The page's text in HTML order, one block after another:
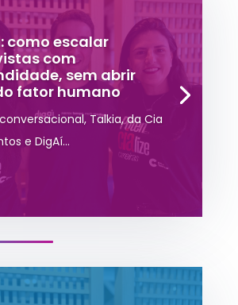
como escalar
com
sem abrir
fator humano
Talkia, da Cia
e DigAí...